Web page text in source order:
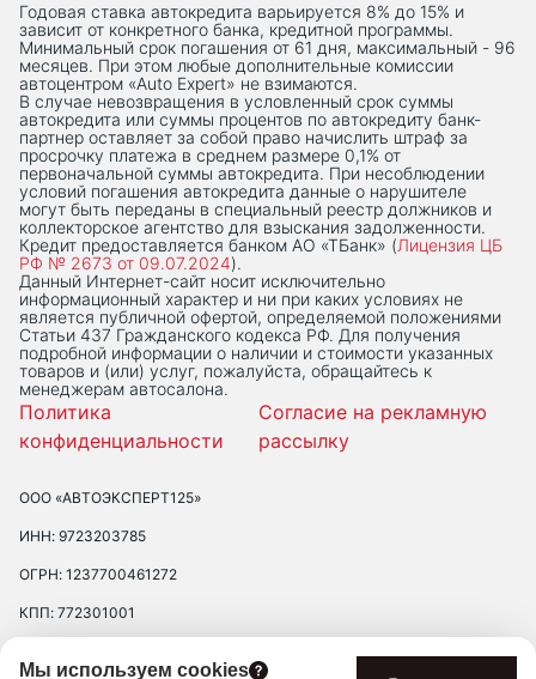
Мы используем cookies
Годовая ставка автокредита варьируется 8% до 15% и
зависит от конкретного банка, кредитной программы.
Минимальный срок погашения от 61 дня, максимальный - 96
месяцев. При этом любые дополнительные комиссии
автоцентром «Auto Expert» не взимаются.
В случае невозвращения в условленный срок суммы
автокредита или суммы процентов по автокредиту банк-
партнер оставляет за собой право начислить штраф за
просрочку платежа в среднем размере 0,1% от
первоначальной суммы автокредита. При несоблюдении
условий погашения автокредита данные о нарушителе
могут быть переданы в специальный реестр должников и
коллекторское агентство для взыскания задолженности.
Кредит предоставляется банком АО «ТБанк» (Лицензия ЦБ
РФ № 2673 от 09.07.2024).
Данный Интернет-сaйт носит исключительно
информационный характер и ни при каких условиях не
является публичной офертой, определяемой положениями
Статьи 437 Гражданского кодекса РФ. Для получения
подробной информации о наличии и стоимости указанных
товаров и (или) услуг, пожалуйста, обращайтесь к
менеджерам автосалона.
Политика
конфиденциальности
Согласие на рекламную
рассылку
ООО «АВТОЭКСПЕРТ125»
ИНН: 9723203785
ОГРН: 1237700461272
КПП: 772301001